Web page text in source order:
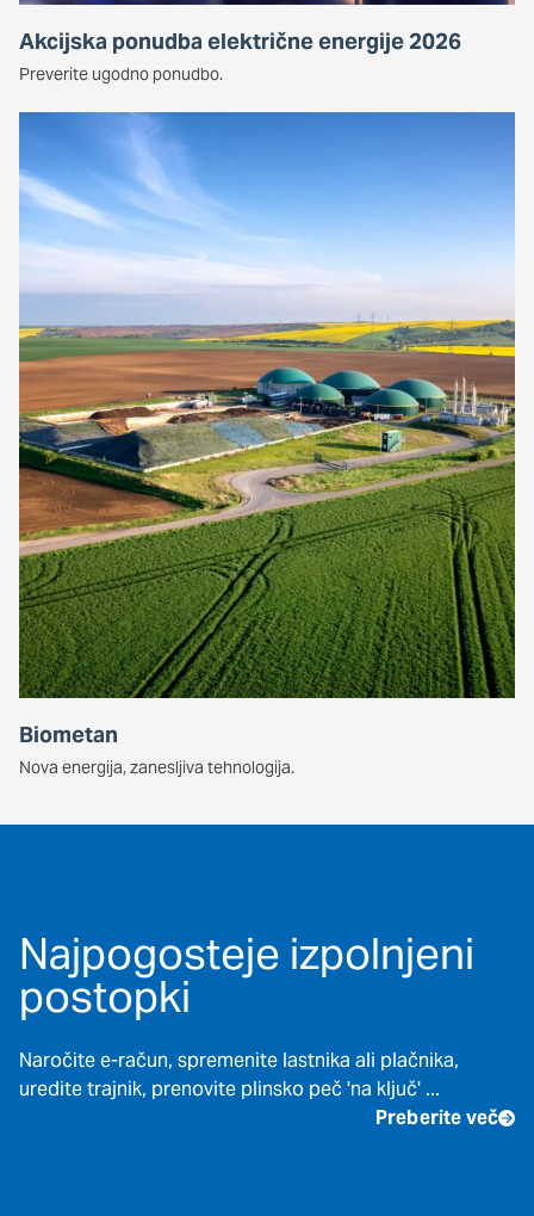
Akcijska ponudba električne energije 2026
Preverite ugodno ponudbo.
Biometan
Nova energija, zanesljiva tehnologija.
Najpogosteje izpolnjeni
postopki
Naročite e-račun, spremenite lastnika ali plačnika,
uredite trajnik, prenovite plinsko peč 'na ključ' ...
Preberite več